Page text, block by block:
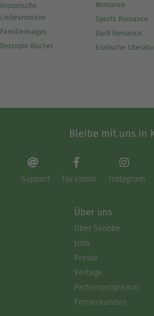
Historische
Liebesromane
Familiensagas
Dystopie Bücher
Romance
Sports Romance
Dark Romance
Erotische
Bleibe mit uns in
Support Facebook Instagram
Über uns
Über Skoobe
Jobs
Presse
Verlage
Partnerprogramm
Firmenkunden